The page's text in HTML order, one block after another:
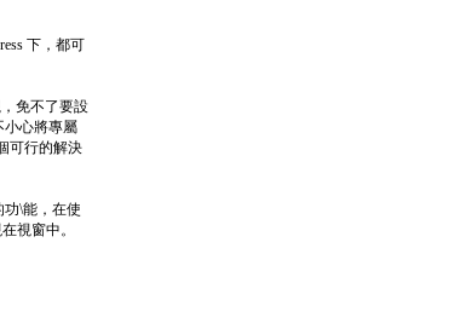
下，都可
免不了要設
小心將專屬
可行的解決
功\能，在使
視窗中。